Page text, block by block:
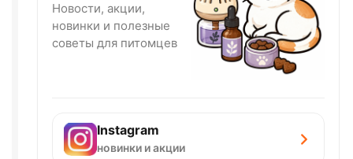
Новости, акции,
новинки и полезные
советы для питомцев
Instagram
новинки и акции